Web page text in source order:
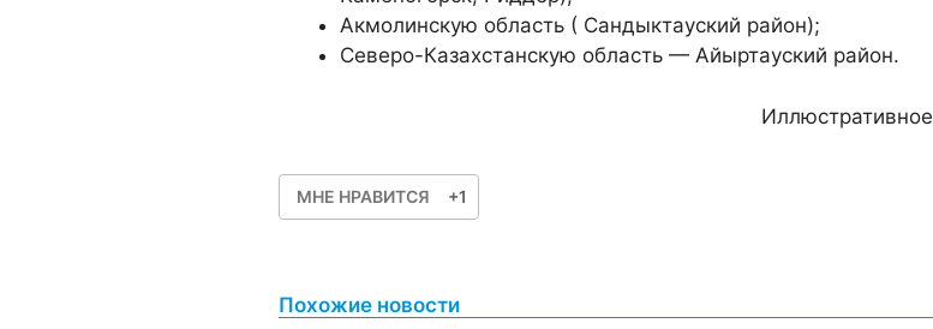
Акмолинскую область ( Сандыктауский район);
Северо-Казахстанскую область — Айыртауский район.
МНЕ НРАВИТСЯ +1
Похожие новости